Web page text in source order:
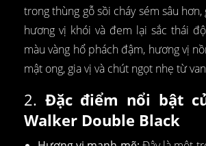
trong thùng gỗ sồi cháy sém sâu
hương vị khói và đem lại sắc thái
màu vàng hổ phách đậm, hương vị
mật ong, gia vị và chút ngọt nhẹ từ
2. Đặc điểm nổi bật
Walker Double Black